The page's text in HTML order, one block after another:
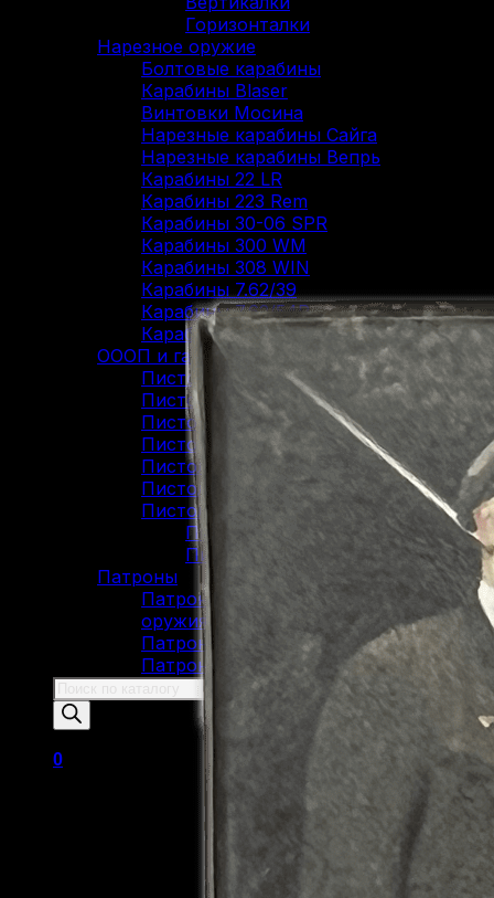
Горизонталки
Нарезное оружие
Болтовые карабины
Карабины Blaser
Винтовки Мосина
Нарезные карабины Сайга
Нарезные карабины Вепрь
Карабины 22 LR
Карабины 223 Rem
Карабины 30-06 SPR
Карабины 300 WM
Карабины 308 WIN
Карабины 7.62/39
Карабины 7.62/54R
Карабины 9.3/62
ОООП и газовое оружие
Пистолеты 10/28
Пистолеты 45 Rubber
Пистолеты 9 Р.А.
Пистолеты Grand Power
Пистолеты Streamer
Пистолеты Гроза
Пистолеты Макарова
Пистолеты ИЖ-79 (МР-79)
Пистолеты МР-80
Патроны
Патроны для гладкоствольного
оружия
Патроны для нарезного оружия
Патроны для ОООП
Поиск
товаров
0
Корзина пуста.